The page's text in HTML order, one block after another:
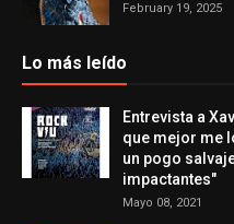
February 19, 2025
Lo más leído
Entrevista a
que mejor me
un pogo
impactantes"
Mayo 08, 2021